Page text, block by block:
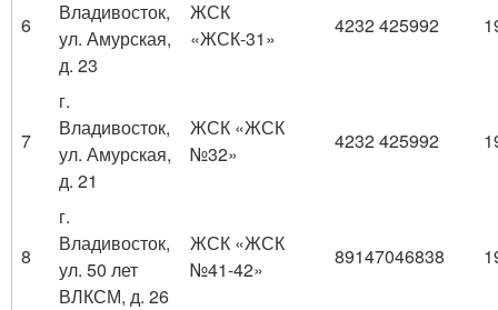
6
Владивосток,
ул. Амурская,
д. 23
ЖСК
«ЖСК-31»
4232 425992
7
г.
Владивосток,
ул. Амурская,
д. 21
ЖСК «ЖСК
№32»
4232 425992
8
г.
Владивосток,
ул. 50 лет
ВЛКСМ, д. 26
ЖСК «ЖСК
№41-42»
89147046838